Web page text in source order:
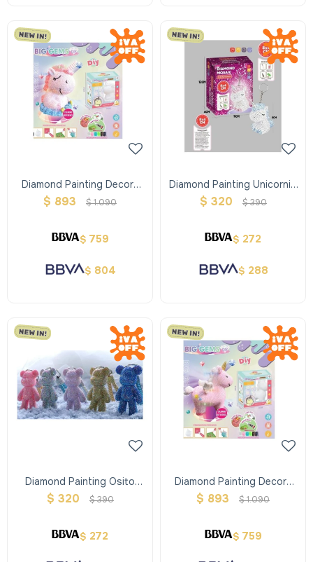
Diamond Painting Decora
Tu Unicornio
$ 893 $1.090
$ 759
$ 804
Diamond Painting Unicornio
Llavero
$ 320 $390
$ 272
$ 288
Diamond Painting Osito
Llavero
$ 320 $390
$ 272
Diamond Painting Decora
Tu Unicornio Con Alas
$ 893 $1.090
$ 759